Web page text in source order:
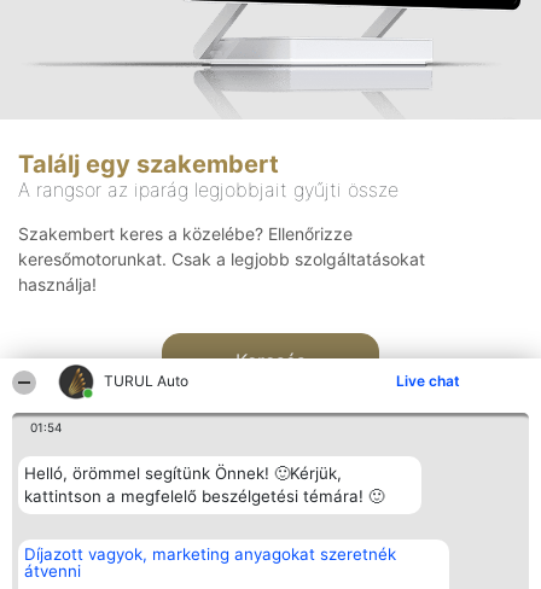
TURUL Auto Live chat
01:54
Helló, örömmel segítünk Önnek! 🙂Kérjük,
kattintson a megfelelő beszélgetési témára! 🙂
Díjazott vagyok, marketing anyagokat szeretnék
átvenni
Találj egy szakembert
A rangsor az iparág legjobbjait gyűjti össze
Szakembert keres a közelébe? Ellenőrizze
keresőmotorunkat. Csak a legjobb szolgáltatásokat
használja!
Keresés
Rangsorszervező
SC Beautiful Company S.R.L.
Bulevardul Aleea Timișul De
Népszavazás
Nyertesek
Elérhetőség
Elérhetőség